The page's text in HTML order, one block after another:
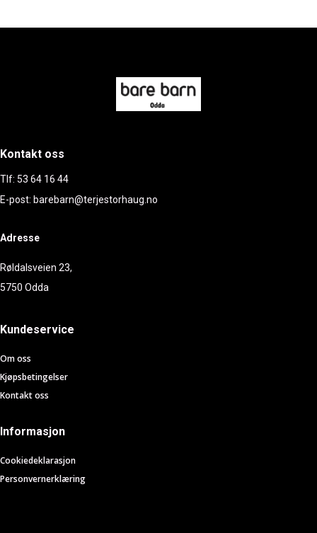
Kontakt oss
Tlf: 53 64 16 44
E-post: barebarn@terjestorhaug.no
Adresse
Røldalsveien 23,
5750 Odda
Kundeservice
Om oss
Kjøpsbetingelser
Kontakt oss
Informasjon
Cookiedeklarasjon
Personvernerklæring